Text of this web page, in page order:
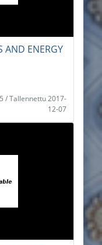
AND ENERGY
/ Tallennettu 2017-
12-07